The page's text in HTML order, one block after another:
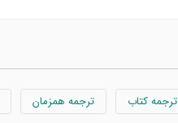
ترجمه کتاب ترجمه همزمان